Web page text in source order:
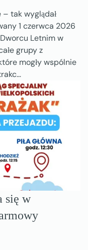
– tak wyglądał
1 czerwca 2026
Letnim w
grupy z
mogły wspólnie
się w